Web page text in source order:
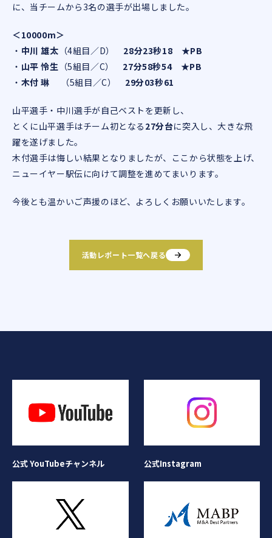
に、当チームから3名の選手が出場しました。
＜10000m＞
・ 中川 雄太 （4組目／D） 28分23秒18 ★PB
・ 山平 怜生 （5組目／C） 27分58秒54 ★PB
・ 木付 琳 （5組目／C） 29分03秒61
山平選手・中川選手が自己ベストを更新し、
とくに山平選手はチーム初となる 27分台に突入し、大きな飛
躍を遂げました。
木付選手は悔しい結果となりましたが、ここから状態を上げ、
ニューイヤー駅伝に向けて調整を進めてまいります。
今後とも温かいご声援のほど、よろしくお願いいたします。
活動レポート一覧へ戻る
公式 YouTubeチャンネル 公式Instagram